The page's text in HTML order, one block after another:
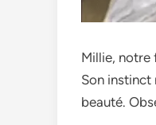
Millie, notre­
Son instinct
beauté.